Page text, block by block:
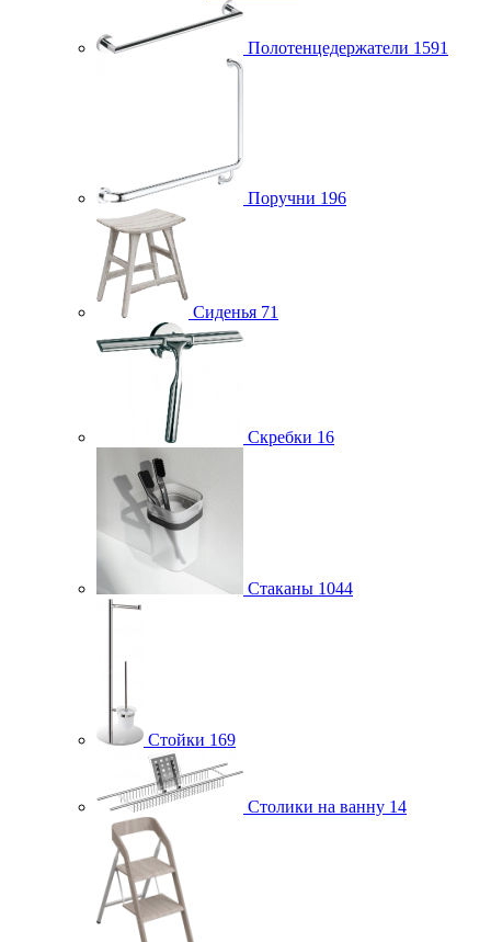
Полотенцедержатели 1591
Поручни 196
Сиденья 71
Скребки 16
Стаканы 1044
Стойки 169
Столики на ванну 14